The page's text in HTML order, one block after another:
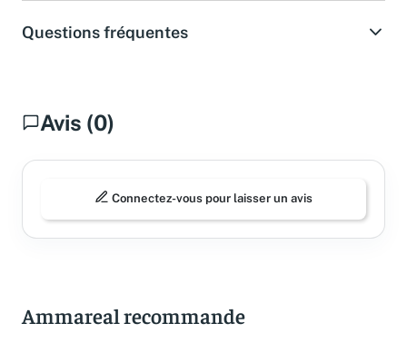
Questions fréquentes
Avis (0)
Connectez-vous pour laisser un avis
Ammareal recommande